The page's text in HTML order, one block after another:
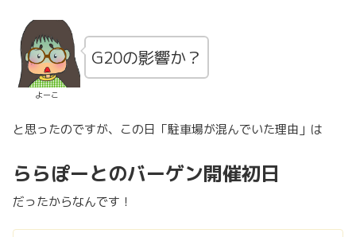
よーこ
G20の影響か？
と思ったのですが、この日「駐車場が混んでいた理由」は
ららぽーとのバーゲン開催初日
だったからなんです！